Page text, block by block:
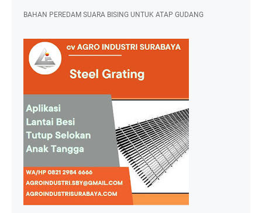
BAHAN PEREDAM SUARA BISING UNTUK ATAP GUDANG